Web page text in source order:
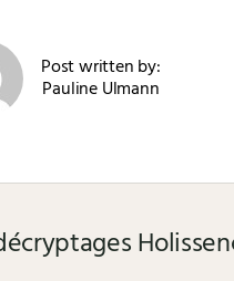
Post written by:
Pauline Ulmann